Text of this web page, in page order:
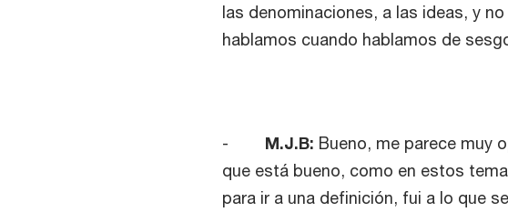
las denominaciones, a las ideas, y
hablamos cuando hablamos de
- M.J.B: Bueno, me parece muy
que está bueno, como en estos
para ir a una definición, fui a lo que